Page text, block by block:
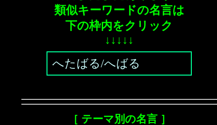
類似キーワードの名言は
下の枠内をクリック
↓↓↓↓↓
へたばる/へばる
［ テーマ別の名言 ］